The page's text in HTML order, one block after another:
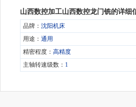
山西数控加工山西数控龙门铣的详细
品牌： 沈阳机床
用途： 通用
精密程度： 高精度
主轴转速级数： 1